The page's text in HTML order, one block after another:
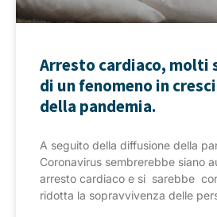
Arresto cardiaco, molti
di un fenomeno in
della pandemia.
A seguito della diffusione della
Coronavirus sembrerebbe siano
arresto cardiaco e si sarebbe
ridotta la sopravvivenza delle